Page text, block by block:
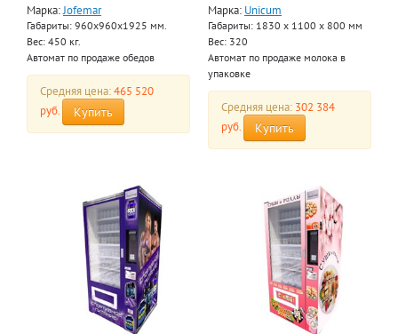
Марка:Jofemar
Габариты: 960х960х1925 мм.
Вес: 450 кг.
Автомат по продаже обедов
Средняя цена:465 520
руб.
Купить
Марка: Unicum
Габариты: 1830 x 1100 x 800 мм
Вес: 320
Автомат по продаже молока в
упаковке
Средняя цена: 302 384
руб.
Купить